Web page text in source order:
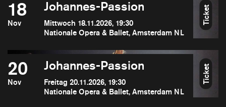
18
Nov
Johannes-Passion
Mittwoch 18.11.2026, 19:30
Nationale Opera & Ballet, Amsterdam NL
Ticket
20
Nov
Johannes-Passion
Freitag 20.11.2026, 19:30
Nationale Opera & Ballet, Amsterdam NL
Ticket